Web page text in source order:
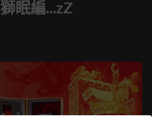
獅眠編...zZ